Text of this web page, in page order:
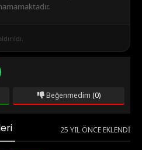
Beğenmedim (0)
25 YIL ÖNCE EKLENDI